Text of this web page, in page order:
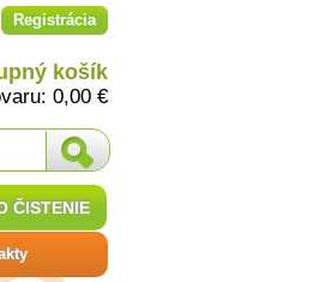
Registrácia
košík
0,00 €
ČISTENIE